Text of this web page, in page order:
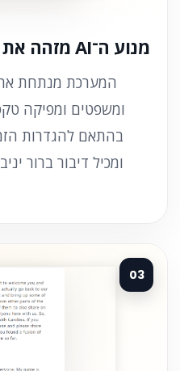
מנוע ה־AI מזהה את הדיבור
המערכת מנתחת
ומשפטים ומפיקה
בהתאם להגדרות
ומכיל דיבור ברור
03